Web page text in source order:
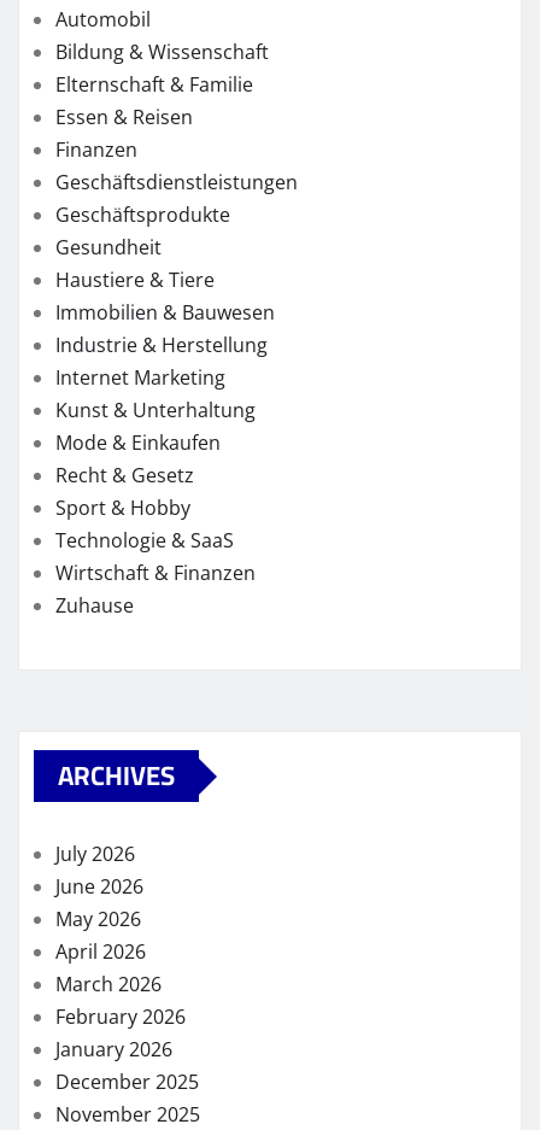
Automobil
Bildung & Wissenschaft
Elternschaft & Familie
Essen & Reisen
Finanzen
Geschäftsdienstleistungen
Geschäftsprodukte
Gesundheit
Haustiere & Tiere
Immobilien & Bauwesen
Industrie & Herstellung
Internet Marketing
Kunst & Unterhaltung
Mode & Einkaufen
Recht & Gesetz
Sport & Hobby
Technologie & SaaS
Wirtschaft & Finanzen
Zuhause
ARCHIVES
July 2026
June 2026
May 2026
April 2026
March 2026
February 2026
January 2026
December 2025
November 2025